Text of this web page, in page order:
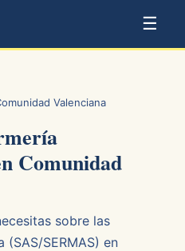
☰
Valenciana
Comunidad
sobre las
SERMAS) en